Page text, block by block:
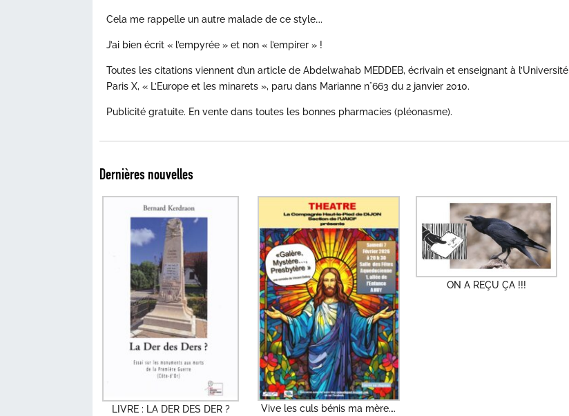
Cela me rappelle un autre malade de ce style….
J’ai bien écrit « l’empyrée » et non « l’empirer » !
Toutes les citations viennent d’un article de Abdelwahab MEDDEB, écrivain et enseignant à l’Université
Paris X, « L’Europe et les minarets », paru dans Marianne n°663 du 2 janvier 2010.
Publicité gratuite. En vente dans toutes les bonnes pharmacies (pléonasme).
Dernières nouvelles
LIVRE : LA DER DES DER ? Vive les culs bénis ma mère….
ON A REÇU ÇA !!!